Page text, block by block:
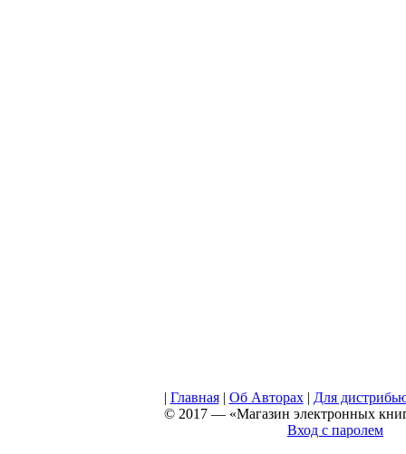
| Главная| Об Авторах| Для
© 2017 — «Магазин электронных
Вход с паролем